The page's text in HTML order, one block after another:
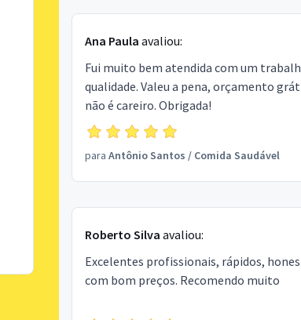
Ana Paula avaliou:
Fui muito bem atendida com um
qualidade. Valeu a pena, orçamento
não é careiro. Obrigada!
para Antônio Santos / Comida Saudável
Roberto Silva avaliou:
Excelentes profissionais, rápidos,
com bom preços. Recomendo muito